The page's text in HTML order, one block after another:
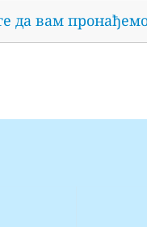
да вам